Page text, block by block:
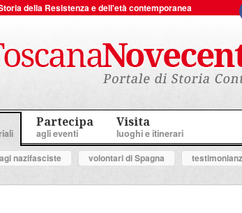
della Resistenza e dell'età contemporanea
Partecipa
agli eventi
Visita
luoghi e itinerari
nazifasciste volontari di Spagna